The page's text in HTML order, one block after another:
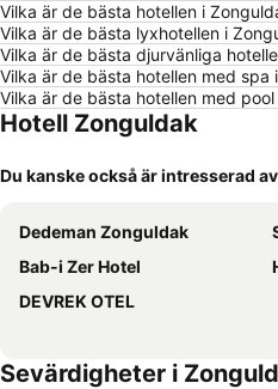
Vilka är de bästa hotellen i
Vilka är de bästa lyxhotellen i
Vilka är de bästa djurvänliga
Vilka är de bästa hotellen med spa
Vilka är de bästa hotellen med
Hotell Zonguldak
Du kanske också är intresserad
Dedeman Zonguldak
Bab-i Zer Hotel
DEVREK OTEL
Sevärdigheter i